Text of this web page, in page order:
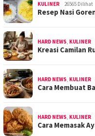
KULINER 26565 Dilihat
Resep Nasi
HARD NEWS, KULINER
Kreasi Camilan
HARD NEWS, KULINER
Cara Membuat
HARD NEWS, KULINER
Cara Memasak